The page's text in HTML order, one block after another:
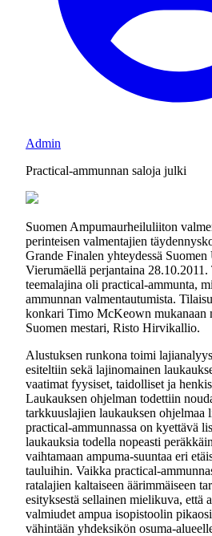
Admin
Practical-ammunnan saloja julki
Suomen Ampumaurheiluliiton
perinteisen valmentajien
Grande Finalen yhteydessä
Vierumäellä perjantaina 28.10.2011.
teemalajina oli practical-ammunta,
ammunnan valmentautumista.
konkari Timo McKeown mukanaan
Suomen mestari, Risto Hirvikallio.
Alustuksen runkona toimi
esiteltiin sekä lajinomainen
vaatimat fyysiset, taidolliset ja
Laukauksen ohjelman todettiin
tarkkuuslajien laukauksen ohjelmaa
practical-ammunnassa on kyettävä
laukauksia todella nopeasti
vaihtamaan ampuma-suuntaa eri
tauluihin. Vaikka practical-
ratalajien kaltaiseen äärimmäiseen
esityksestä sellainen mielikuva, että
valmiudet ampua isopistoolin
vähintään yhdeksikön osuma-